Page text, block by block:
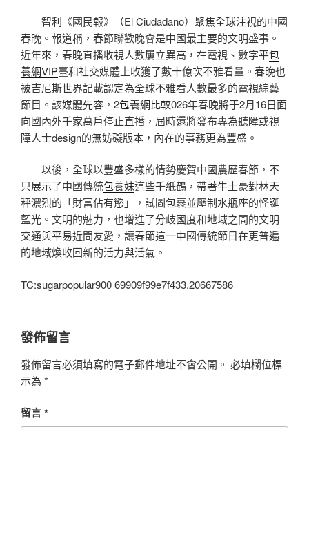
智利《國民報》（El Ciudadano）聚焦全球注視的中國
春晚。報道稱，春節聯歡晚會是中國最主要的文明盛事。
近年來，春晚直播收視人數屢立異高，在電視、數字平包
養網VIP臺和社交媒體上收獲了數十億次不雅看量。春晚也
被吉尼斯世界記載認定為全球不雅看人數最多的電視綜藝
節目。該媒體先容，2包養網比較026年春晚將于2月16日面
向國內外千家萬戶停止直播，屆時還將發布專為聽障或視
障人士design的無妨礙版本，內在的事務更為豐盛。
以後，全球以豐盛多樣的情勢慶賀中國農歷春節，不
只展示了中國傳統包養妹這些千紙鶴，帶著牛土豪對林天
秤濃烈的「財富佔有慾」，試圖包裹並壓制水瓶座的怪誕
藍光。文明的魅力，也增進了分歧國度和地域之間的文明
交通與平易近間友愛，讓春節這一中國傳統節日在更普遍
的地域煥收回新的活力與活氣。
TC:sugarpopular900 69909f99e7f433.20667586
發佈留言
發佈留言必須填寫的電子郵件地址不會公開。 必填欄位標
示為 *
留言*